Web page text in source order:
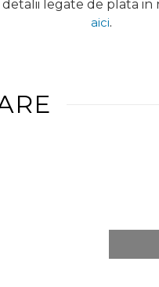
legate de plata in
aici.